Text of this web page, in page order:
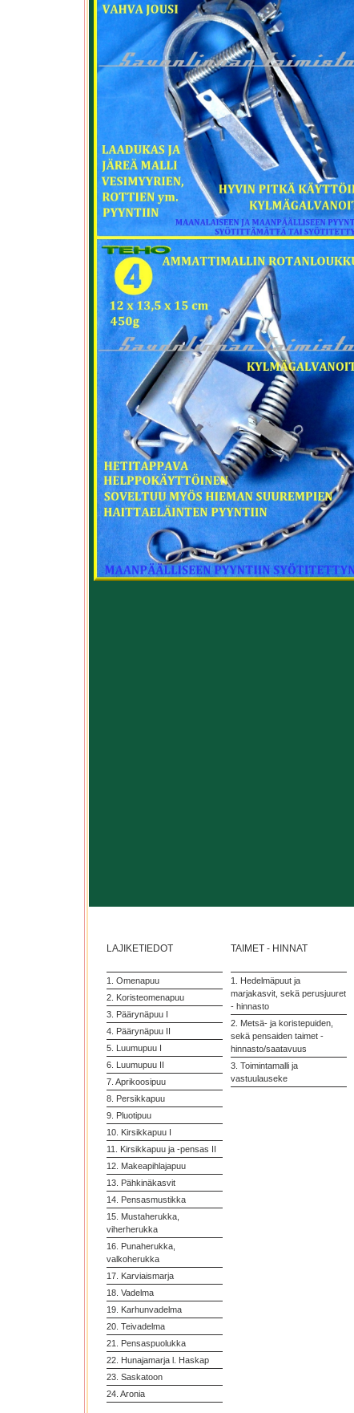
LAJIKETIEDOT
1. Omenapuu
2. Koristeomenapuu
3. Päärynäpuu I
4. Päärynäpuu II
5. Luumupuu I
6. Luumupuu II
7. Aprikoosipuu
8. Persikkapuu
9. Pluotipuu
10. Kirsikkapuu I
11. Kirsikkapuu ja -pensas II
12. Makeapihlajapuu
13. Pähkinäkasvit
14. Pensasmustikka
15. Mustaherukka,
viherherukka
16. Punaherukka,
valkoherukka
17. Karviaismarja
18. Vadelma
19. Karhunvadelma
20. Teivadelma
21. Pensaspuolukka
22. Hunajamarja l. Haskap
23. Saskatoon
24. Aronia
TAIMET - HINNAT
1. Hedelmäpuut ja
marjakasvit, sekä perusjuuret
- hinnasto
2. Metsä- ja koristepuiden,
sekä pensaiden taimet -
hinnasto/saatavuus
3. Toimintamalli ja
vastuulauseke